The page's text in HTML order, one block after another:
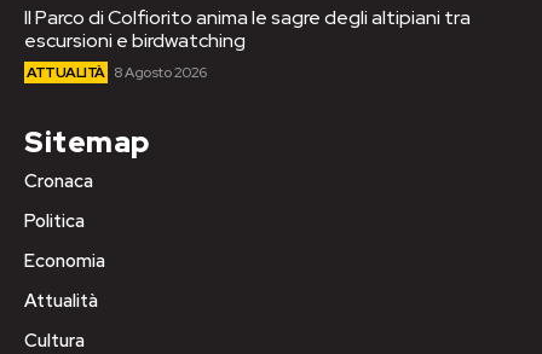
Il Parco di Colfiorito anima le sagre degli altipiani tra
escursioni e birdwatching
ATTUALITÀ 8 Agosto 2026
Sitemap
Cronaca
Politica
Economia
Attualità
Cultura